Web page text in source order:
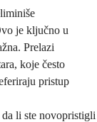
je ključno u
Prelazi
koje često
pristup
li ste novopristigli